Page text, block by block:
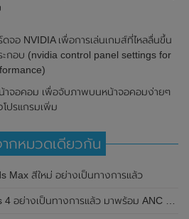
ดจอ NVIDIA เพื่อการเล่นเกมส์ที่ไหลลื่นขึ้น
กอบ (nvidia control panel settings for
าจอคอม เพื่อจับภาพบนหน้าจอคอมง่ายๆ
ปรแกรมเพิ่ม
ากหมวดเดียวกัน
Max สีใหม่ อย่างเป็นทางการแล้ว
นทางการแล้ว มาพร้อม ANC และฟีเจอร์ใหม่มากมาย